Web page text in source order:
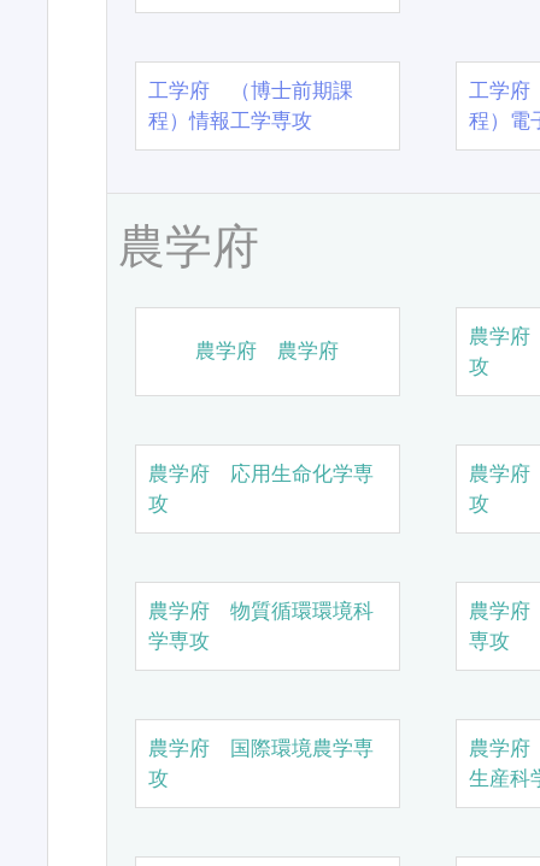
工学府 （博士前期課
程）情報工学専攻
工学
程）電
農学府
農学府 農学府
農学
攻
農学府 応用生命化学専
攻
農学
攻
農学府 物質循環環境科
学専攻
農学
専攻
農学府 国際環境農学専
攻
農学
生産科